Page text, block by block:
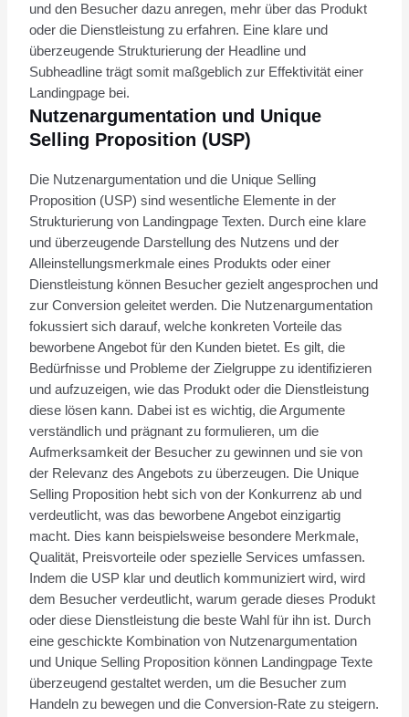
und den Besucher dazu anregen, mehr über das Produkt
oder die Dienstleistung zu erfahren. Eine klare und
überzeugende Strukturierung der Headline und
Subheadline trägt somit maßgeblich zur Effektivität einer
Landingpage bei.
Nutzenargumentation und Unique
Selling Proposition (USP)
Die Nutzenargumentation und die Unique Selling
Proposition (USP) sind wesentliche Elemente in der
Strukturierung von Landingpage Texten. Durch eine klare
und überzeugende Darstellung des Nutzens und der
Alleinstellungsmerkmale eines Produkts oder einer
Dienstleistung können Besucher gezielt angesprochen und
zur Conversion geleitet werden. Die Nutzenargumentation
fokussiert sich darauf, welche konkreten Vorteile das
beworbene Angebot für den Kunden bietet. Es gilt, die
Bedürfnisse und Probleme der Zielgruppe zu identifizieren
und aufzuzeigen, wie das Produkt oder die Dienstleistung
diese lösen kann. Dabei ist es wichtig, die Argumente
verständlich und prägnant zu formulieren, um die
Aufmerksamkeit der Besucher zu gewinnen und sie von
der Relevanz des Angebots zu überzeugen. Die Unique
Selling Proposition hebt sich von der Konkurrenz ab und
verdeutlicht, was das beworbene Angebot einzigartig
macht. Dies kann beispielsweise besondere Merkmale,
Qualität, Preisvorteile oder spezielle Services umfassen.
Indem die USP klar und deutlich kommuniziert wird, wird
dem Besucher verdeutlicht, warum gerade dieses Produkt
oder diese Dienstleistung die beste Wahl für ihn ist. Durch
eine geschickte Kombination von Nutzenargumentation
und Unique Selling Proposition können Landingpage Texte
überzeugend gestaltet werden, um die Besucher zum
Handeln zu bewegen und die Conversion-Rate zu steigern.